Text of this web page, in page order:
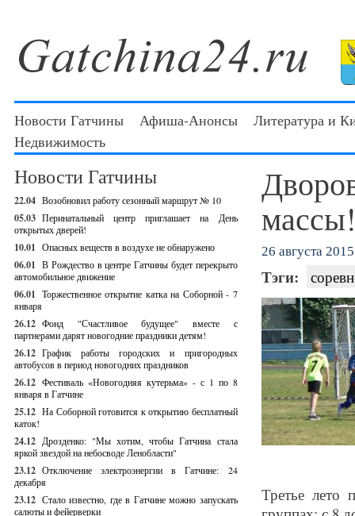
Новости Гатчины Афиша-Анонсы
Литература и
Недвижимость
Новости Гатчины
22.04 Возобновил работу сезонный маршрут № 10
05.03 Перинатальный центр приглашает на День
открытых дверей!
10.01 Опасных веществ в воздухе не обнаружено
06.01 В Рождество в центре Гатчины будет перекрыто
автомобильное движение
06.01 Торжественное открытие катка на Соборной - 7
января
26.12 Фонд "Счастливое будущее" вместе с
партнерами дарят новогодние праздники детям!
26.12 График работы городских и пригородных
автобусов в период новогодних праздников
26.12 Фестиваль «Новогодняя кутерьма» - с 1 по 8
января в Гатчине
25.12 На Соборной готовится к открытию бесплатный
каток!
24.12 Дрозденко: "Мы хотим, чтобы Гатчина стала
яркой звездой на небосводе Ленобласти"
23.12 Отключение электроэнергии в Гатчине: 24
декабря
23.12 Стало известно, где в Гатчине можно запускать
салюты и фейерверки
массы!
26 августа 2015
Тэги:
Третье лето